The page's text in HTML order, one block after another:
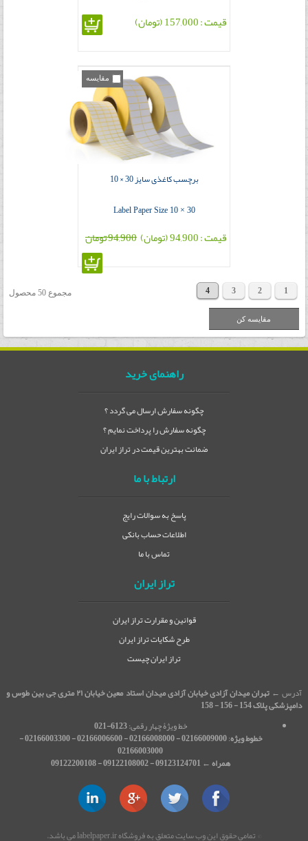
قیمت : 157,000 (تومان)
مقایسه
برچسب کاغذی سایز 30 × 10
Label Paper Size 10 × 30
قیمت : 94,900 (تومان) 94,900 تومان
1
2
3
4 مجموع 50 محصول
راهنمای خرید
چگونه سفارش ارسال می گردد ؟
چگونه سفارش را پرداخت نمایم ؟
ضمانت بهترین قیمت در تراز ایران
ارتباط با ما
پاسخ به سوالات رایج
اطلاعات حساب بانکی
تماس با ما
تراز ایران
قوانین و مقرارت تراز ایران
طرح شکایات تراز ایران
تراز ایران چیست
آدرس ← تهران میدان آزادی خیابان آزادی میدان استاد معین خیابان ۲۱ متری جی بین طوس و
دامپزشکی پلاک 154 - 156 - 158
خط ویژۀ چهار رقمی:6123-021
خطوط ویژه:
02166009000 - 02166008000 - 02166006600 - 02166003300 -
02166003000
همراه ← 09123124701 - 09122108002 - 09122200108
© تمامی حقوق این وب سایت متعلق به فروشگاه labelpaper.ir می باشد.